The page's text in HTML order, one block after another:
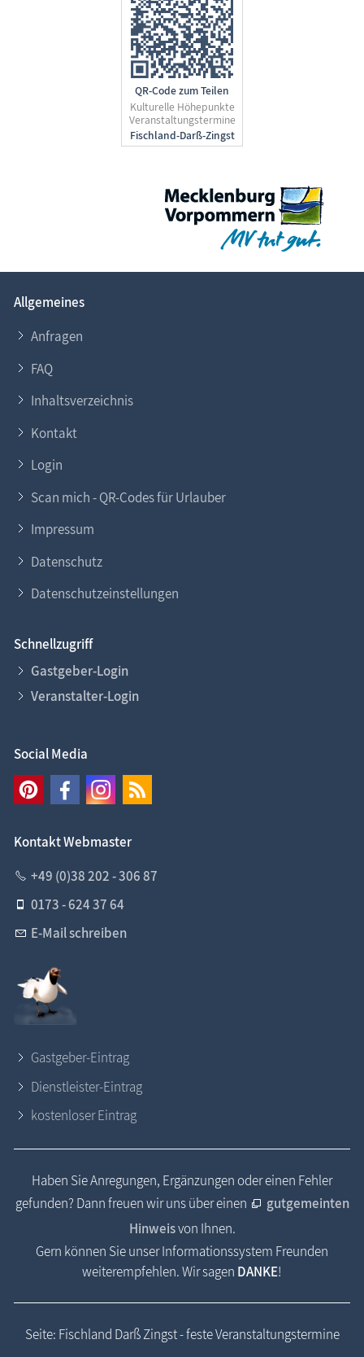
QR-Code zum Teilen
Kulturelle Höhepunkte
Veranstaltungstermine
Allgemeines
Anfragen
FAQ
Inhaltsverzeichnis
Kontakt
Login
Scan mich - QR-Codes für Urlauber
Impressum
Datenschutz
Datenschutzeinstellungen
Schnellzugriff
Gastgeber-Login
Veranstalter-Login
Social Media
Kontakt Webmaster
+49 (0)38 202 - 306 87
0173 - 624 37 64
E-Mail schreiben
Gastgeber-Eintrag
Dienstleister-Eintrag
kostenloser Eintrag
Haben Sie Anregungen, Ergänzungen oder einen Fehler
gefunden? Dann freuen wir uns über einen
gutgemeinten
Hinweisvon Ihnen.
Gern können Sie unser Informationssystem Freunden
weiterempfehlen. Wir sagen DANKE!
Seite: Fischland Darß Zingst - feste Veranstaltungstermine